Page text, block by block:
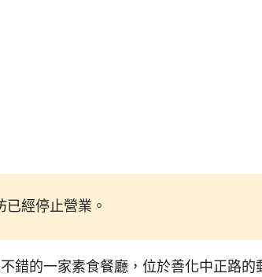
經停止營業。
錯的一家素食餐廳，位於善化中正路的